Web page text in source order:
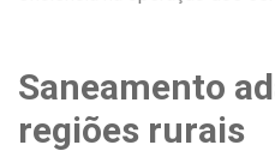
Saneamento
regiões rurais